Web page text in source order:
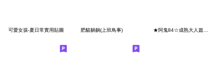
可愛女孩-夏日常實用貼圖 肥貓躺躺(上班鳥事) ★阿鬼84☆成熟大人篇★我把錢都存在回憶了